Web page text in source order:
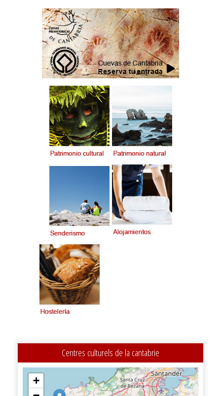
Centres culturels de la cantabrie
+